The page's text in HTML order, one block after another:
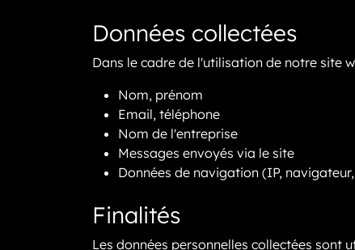
Données collectées
Dans le cadre de l'utilisation de notre site
Nom, prénom
Email, téléphone
Nom de l'entreprise
Messages envoyés via le site
Données de navigation (IP,
Finalités
Les données personnelles collectées sont